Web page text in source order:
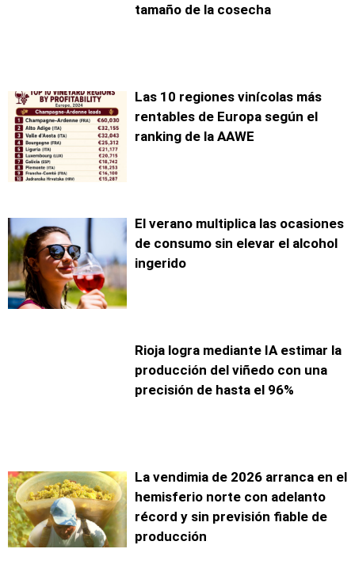
tamaño de la cosecha
Las 10 regiones vinícolas más
rentables de Europa según el
ranking de la AAWE
El verano multiplica las ocasiones
de consumo sin elevar el alcohol
ingerido
Rioja logra mediante IA estimar la
producción del viñedo con una
precisión de hasta el 96%
La vendimia de 2026 arranca en el
hemisferio norte con adelanto
récord y sin previsión fiable de
producción